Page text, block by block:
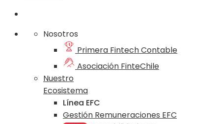
Nosotros
Primera Fintech Contable
Asociación FinteChile
Nuestro
Ecosistema
Línea EFC
Gestión Remuneraciones EFC